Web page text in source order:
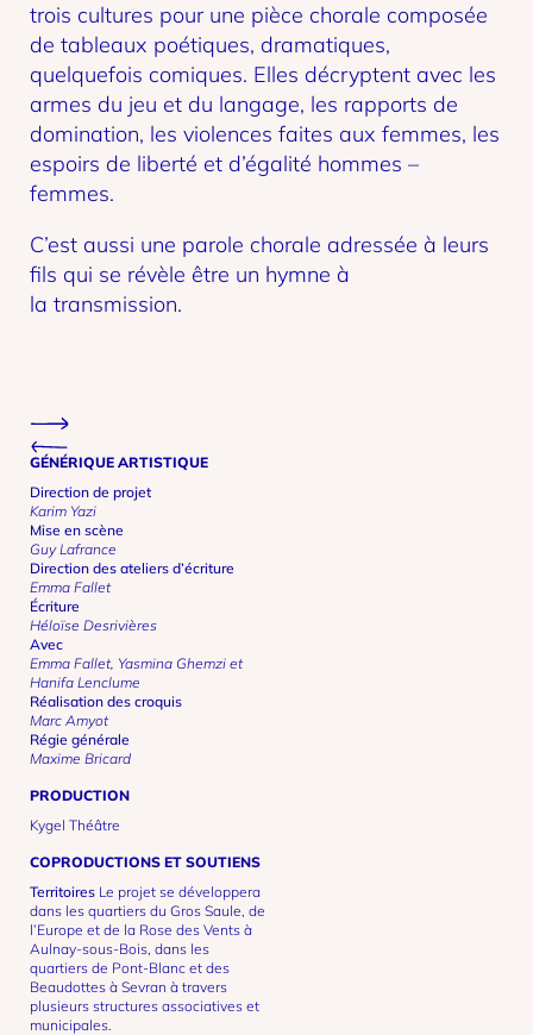
trois cultures pour une pièce chorale composée
de tableaux poétiques, dramatiques,
quelquefois comiques. Elles décryptent avec les
armes du jeu et du langage, les rapports de
domination, les violences faites aux femmes, les
espoirs de liberté et d’égalité hommes –
femmes.
C’est aussi une parole chorale adressée à leurs
fils qui se révèle être un hymne à
la transmission.
Previous project
Next project
GÉNÉRIQUE ARTISTIQUE
Direction de projet
Karim Yazi
Mise en scène
Guy Lafrance
Direction des ateliers d’écriture
Emma Fallet
Écriture
Héloïse Desrivières
Avec
Emma Fallet, Yasmina Ghemzi et
Hanifa Lenclume
Réalisation des croquis
Marc Amyot
Régie générale
Maxime Bricard
PRODUCTION
Kygel Théâtre
COPRODUCTIONS ET SOUTIENS
Territoires Le projet se développera
dans les quartiers du Gros Saule, de
l’Europe et de la Rose des Vents à
Aulnay-sous-Bois, dans les
quartiers de Pont-Blanc et des
Beaudottes à Sevran à travers
plusieurs structures associatives et
municipales.